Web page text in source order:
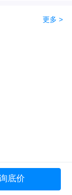
更多 >
底价